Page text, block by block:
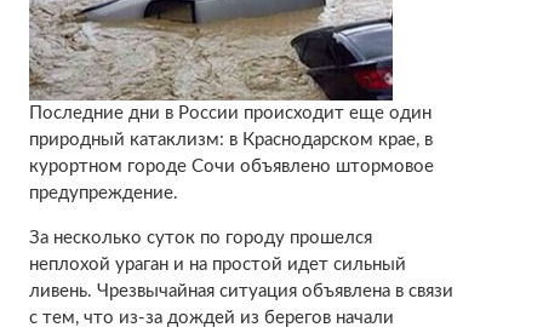
Последние дни в России происходит еще один
природный катаклизм: в Краснодарском крае, в
курортном городе Сочи объявлено штормовое
предупреждение.
За несколько суток по городу прошелся
неплохой ураган и на простой идет сильный
ливень. Чрезвычайная ситуация объявлена в связи
с тем, что из-за дождей из берегов начали